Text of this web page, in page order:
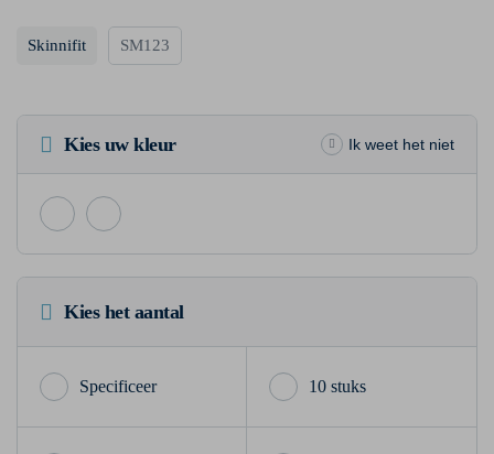
Skinnifit SM123
Kies uw kleur Ik weet het niet
Kies het aantal
10 stuks